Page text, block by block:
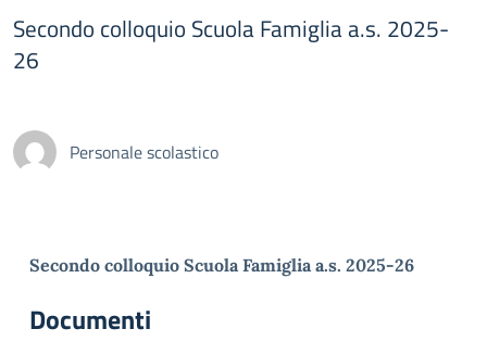
Secondo colloquio Scuola Famiglia a.s. 2025-
26
Personale scolastico
Secondo colloquio Scuola Famiglia a.s. 2025-26
Documenti